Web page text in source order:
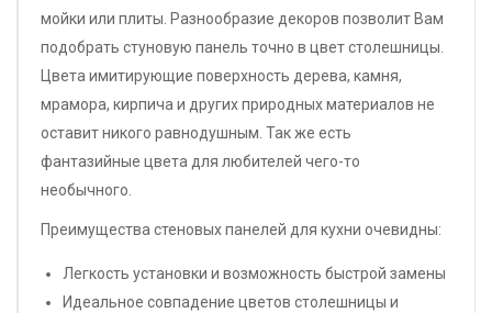
мойки или плиты. Разнообразие декоров позволит Вам
подобрать стуновую панель точно в цвет столешницы.
Цвета имитирующие поверхность дерева, камня,
мрамора, кирпича и других природных материалов не
оставит никого равнодушным. Так же есть
фантазийные цвета для любителей чего-то
необычного.
Преимущества стеновых панелей для кухни очевидны:
Легкость установки и возможность быстрой замены
Идеальное совпадение цветов столешницы и